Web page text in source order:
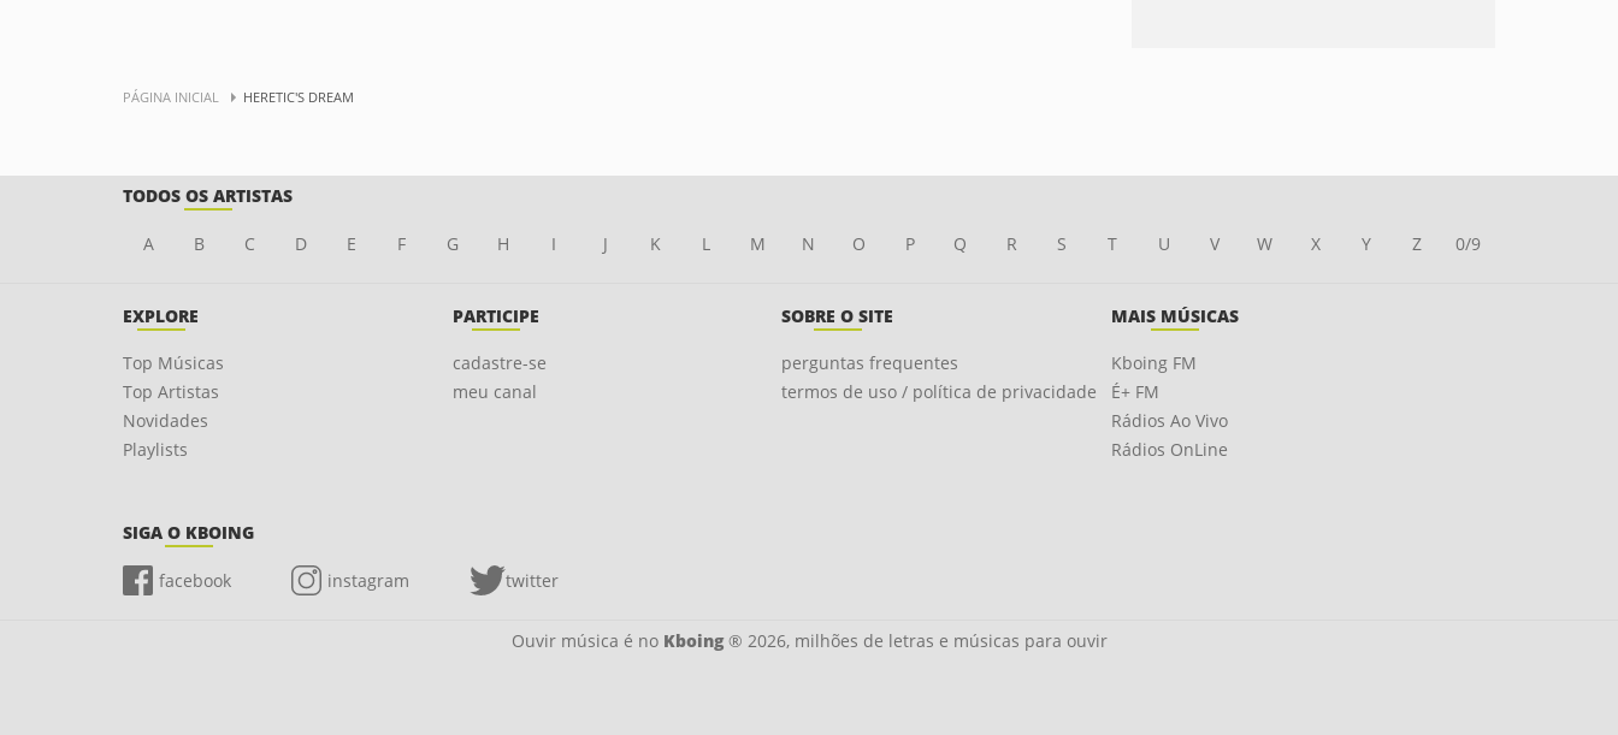
PÁGINA INICIAL HERETIC'S DREAM
TODOS OS ARTISTAS
A B C D E F G H I J K L M N O P Q R S T U V W X Y Z 0/9
EXPLORE
Top Músicas
Top Artistas
Novidades
Playlists
PARTICIPE
cadastre-se
meu canal
SOBRE O SITE
perguntas frequentes
termos de uso / política de privacidade
MAIS MÚSICAS
Kboing FM
É+ FM
Rádios Ao Vivo
Rádios OnLine
SIGA O KBOING
facebook instagram twitter
Ouvir música é no Kboing® 2026, milhões de letras e músicas para ouvir